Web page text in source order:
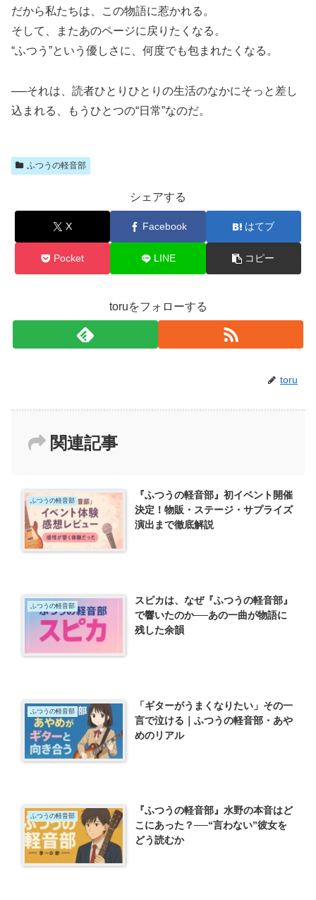
だから私たちは、この物語に惹かれる。
そして、またあのページに戻りたくなる。
“ふつう”という優しさに、何度でも包まれたくなる。
──それは、読者ひとりひとりの生活のなかにそっと差し
込まれる、もうひとつの“日常”なのだ。
ふつうの軽音部
シェアする
X Facebook はてブ
Pocket LINE コピー
toruをフォローする
toru
関連記事
ふつうの軽音部
『ふつうの軽音部』初イベント開催
決定！物販・ステージ・サプライズ
演出まで徹底解説
ふつうの軽音部
スピカは、なぜ『ふつうの軽音部』
で響いたのか──あの一曲が物語に
残した余韻
ふつうの軽音部
「ギターがうまくなりたい」その一
言で泣ける｜ふつうの軽音部・あや
めのリアル
ふつうの軽音部
『ふつうの軽音部』水野の本音はど
こにあった？──“言わない”彼女を
どう読むか